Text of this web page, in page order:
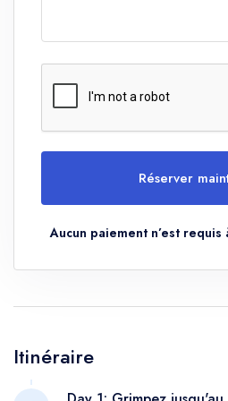
Réserver
Aucun paiement n’est
Itinéraire